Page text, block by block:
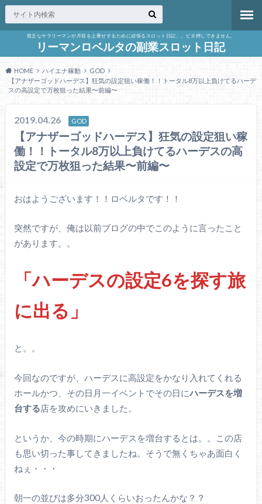
貧乏なサラリーマンが月収を上乗せするために頑張るスロット日記。。ビタ押しできません。
リーマンロベルタの副業スロット日記
HOME ハイエナ稼動
GOD
【アナザーゴッドハーデス】狂気の設定狙い稼働！！トータル8万以上負けてるハーデ
スの高設定で万枚狙った結果〜前編〜
2019.04.26 GOD
【アナザーゴッドハーデス】狂気の設定狙い稼
働！！トータル8万以上負けてるハーデスの高
設定で万枚狙った結果〜前編〜
おはようございます！！ロベルタです！！
突然ですが、俺は以前ブログの中でこのように言ったこと
があります。。
「ハーデスの設定6を探す旅
に出る」
と。。
今回なのですが、ハーデスに高設定をかなり入れてくれる
ホールかつ、その日月一イベントでその日にハーデスを増
台する店を攻めにいきました。
というか、今の時期にハーデスを増台するとは。。この店
も思い切った事してきましたね。そうで無くちゃあ面白く
ねぇ・・・
朝一の並びは多分300人くらいおったんかな？？